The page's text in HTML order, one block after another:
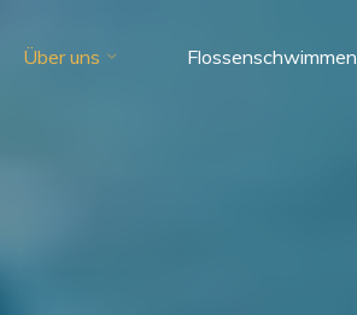
Über uns Flossenschwimmen